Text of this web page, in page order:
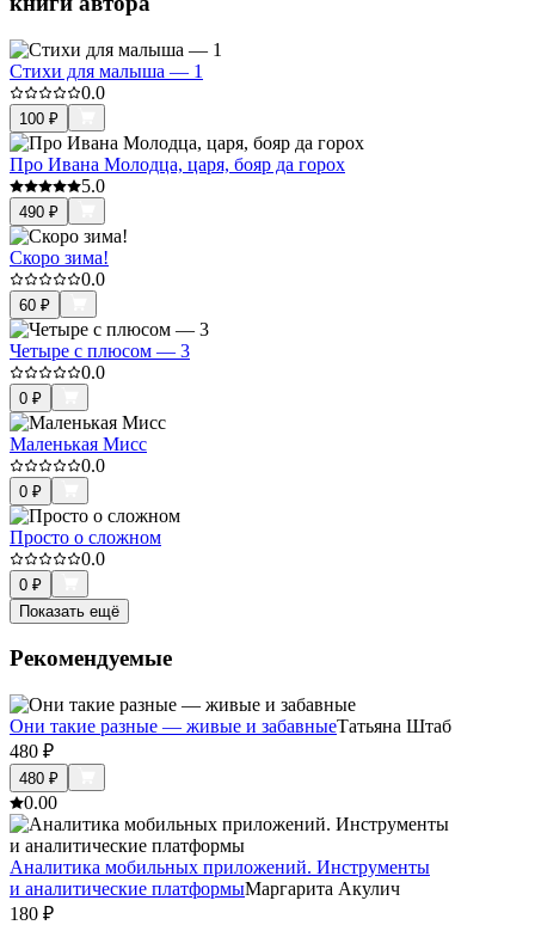
Стихи для малыша — 1
0.0
100 ₽
Про Ивана Молодца, царя, бояр да горох
5.0
490 ₽
Скоро зима!
0.0
60 ₽
Четыре с плюсом — 3
0.0
0 ₽
Маленькая Мисс
0.0
0 ₽
Просто о сложном
0.0
0 ₽
Показать ещё
Рекомендуемые
Они такие разные — живые и забавныеТатьяна Штаб
480 ₽
480 ₽
0.00
Аналитика мобильных приложений. Инструменты
и аналитические платформыМаргарита Акулич
180 ₽